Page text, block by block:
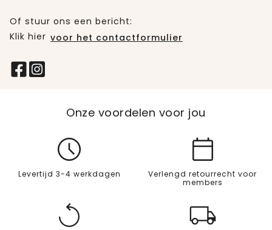
Of stuur ons een bericht:
Klik hier voor het contactformulier
Onze voordelen voor jou
Levertijd 3-4 werkdagen
Verlengd retourrecht voor
members